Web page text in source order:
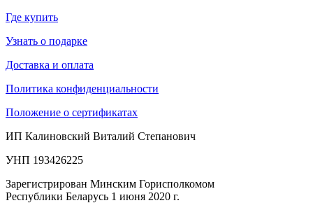
Где купить
Узнать о подарке
Доставка и оплата
Политика конфиденциальности
Положение о сертификатах
ИП Калиновский Виталий Степанович
УНП 193426225
Зарегистрирован Минским Горисполкомом
Республики Беларусь 1 июня 2020 г.